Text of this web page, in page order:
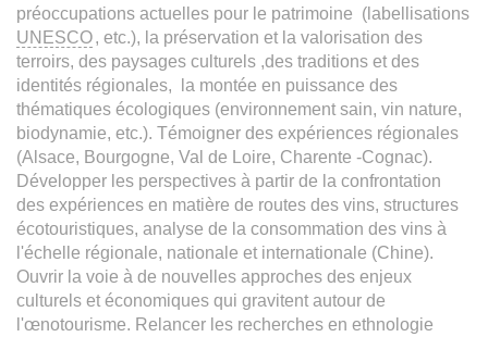
préoccupations actuelles pour le patrimoine (labellisations
UNESCO, etc.), la préservation et la valorisation des
terroirs, des paysages culturels ,des traditions et des
identités régionales, la montée en puissance des
thématiques écologiques (environnement sain, vin nature,
biodynamie, etc.). Témoigner des expériences régionales
(Alsace, Bourgogne, Val de Loire, Charente -Cognac).
Développer les perspectives à partir de la confrontation
des expériences en matière de routes des vins, structures
écotouristiques, analyse de la consommation des vins à
l'échelle régionale, nationale et internationale (Chine).
Ouvrir la voie à de nouvelles approches des enjeux
culturels et économiques qui gravitent autour de
l'œnotourisme. Relancer les recherches en ethnologie